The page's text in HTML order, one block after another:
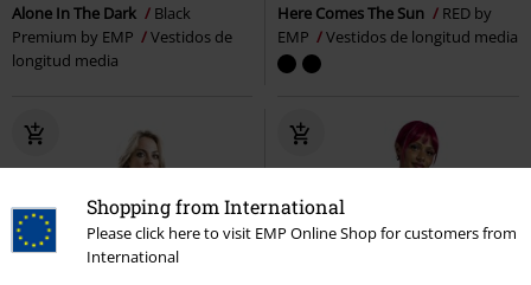
Shopping from International
Please click here to visit EMP Online Shop for customers from
International
Alone In The Dark
Black
Premium by EMP
Vestidos de
longitud media
Here Comes The Sun
RED by
EMP
Vestidos de longitud media